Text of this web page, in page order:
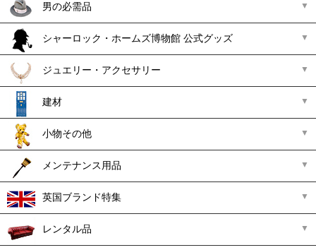
男の必需品
シャーロック・ホームズ博物館 公式グッズ
ジュエリー・アクセサリー
建材
小物その他
メンテナンス用品
英国ブランド特集
レンタル品